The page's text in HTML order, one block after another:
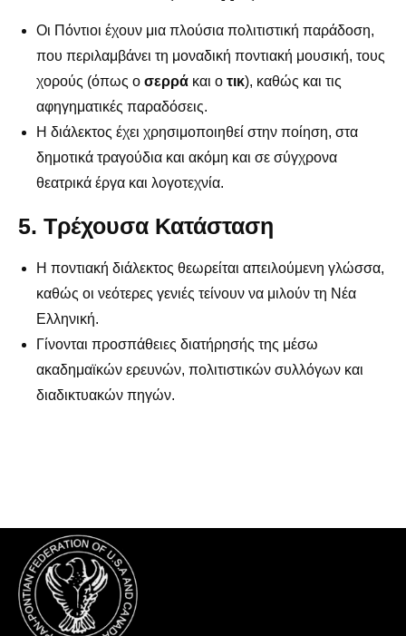
Οι Πόντιοι έχουν μια πλούσια πολιτιστική παράδοση,
που περιλαμβάνει τη μοναδική ποντιακή μουσική, τους
χορούς (όπως ο σερρά και ο τικ), καθώς και τις
αφηγηματικές παραδόσεις.
Η διάλεκτος έχει χρησιμοποιηθεί στην ποίηση, στα
δημοτικά τραγούδια και ακόμη και σε σύγχρονα
θεατρικά έργα και λογοτεχνία.
5. Τρέχουσα Κατάσταση
Η ποντιακή διάλεκτος θεωρείται απειλούμενη γλώσσα,
καθώς οι νεότερες γενιές τείνουν να μιλούν τη Νέα
Ελληνική.
Γίνονται προσπάθειες διατήρησής της μέσω
ακαδημαϊκών ερευνών, πολιτιστικών συλλόγων και
διαδικτυακών πηγών.